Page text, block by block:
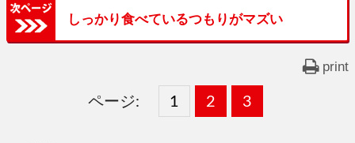
しっかり食べているつもりがマズい
print
ページ:
固
1 ,
固
2 ,
固
3